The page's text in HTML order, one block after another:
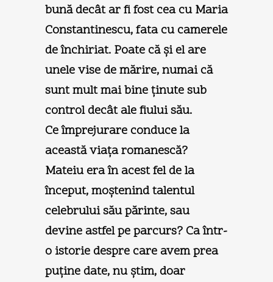
bună decât ar fi fost cea cu Maria
Constantinescu, fata cu camerele
de închiriat. Poate că şi el are
unele vise de mărire, numai că
sunt mult mai bine ţinute sub
control decât ale fiului său.
Ce împrejurare conduce la
această viaţa romanescă?
Mateiu era în acest fel de la
început, moştenind talentul
celebrului său părinte, sau
devine astfel pe parcurs? Ca într-
o istorie despre care avem prea
puţine date, nu ştim, doar